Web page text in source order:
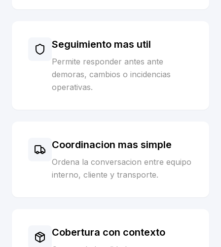
Seguimiento mas util
Permite responder antes ante
demoras, cambios o incidencias
operativas.
Coordinacion mas simple
Ordena la conversacion entre equipo
interno, cliente y transporte.
Cobertura con contexto